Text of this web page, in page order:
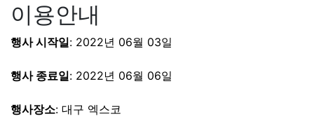
이용안내
행사 시작일: 2022년 06월 03일
행사 종료일: 2022년 06월 06일
행사장소: 대구 엑스코